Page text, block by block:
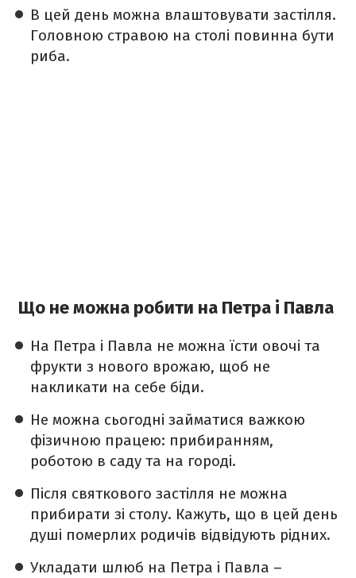
В цей день можна влаштовувати застілля.
Головною стравою на столі повинна бути
риба.
Що не можна робити на Петра і Павла
На Петра і Павла не можна їсти овочі та
фрукти з нового врожаю, щоб не
накликати на себе біди.
Не можна сьогодні займатися важкою
фізичною працею: прибиранням,
роботою в саду та на городі.
Після святкового застілля не можна
прибирати зі столу. Кажуть, що в цей день
душі померлих родичів відвідують рідних.
Укладати шлюб на Петра і Павла –